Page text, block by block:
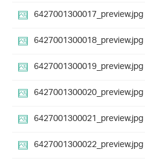
6427001300017_preview.jpg
6427001300018_preview.jpg
6427001300019_preview.jpg
6427001300020_preview.jpg
6427001300021_preview.jpg
6427001300022_preview.jpg